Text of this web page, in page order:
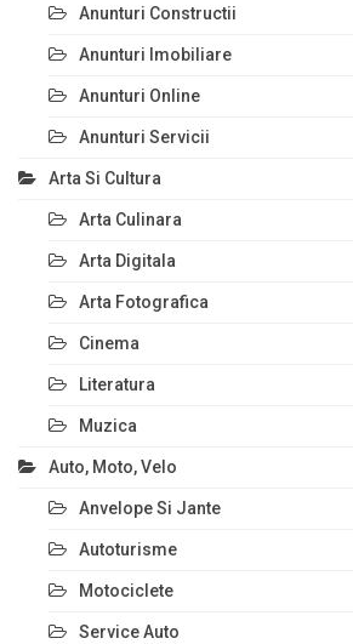
Anunturi Constructii
Anunturi Imobiliare
Anunturi Online
Anunturi Servicii
Arta Si Cultura
Arta Culinara
Arta Digitala
Arta Fotografica
Cinema
Literatura
Muzica
Auto, Moto, Velo
Anvelope Si Jante
Autoturisme
Motociclete
Service Auto